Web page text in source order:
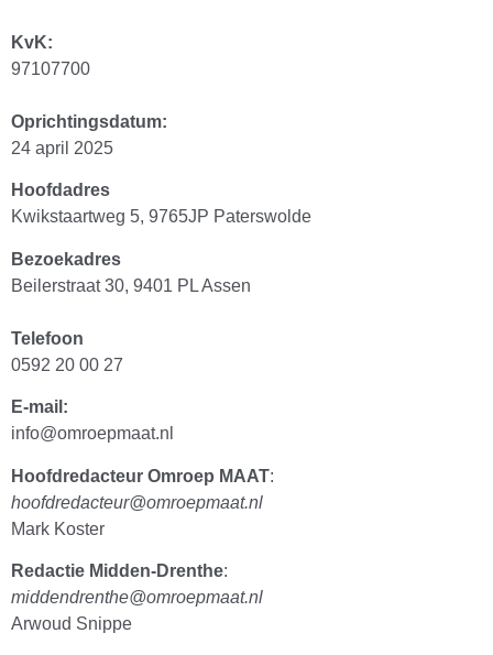
KvK:
97107700
Oprichtingsdatum:
24 april 2025
Hoofdadres
Kwikstaartweg 5, 9765JP Paterswolde
Bezoekadres
Beilerstraat 30, 9401 PL Assen
Telefoon
0592 20 00 27
E-mail:
info@omroepmaat.nl
Hoofdredacteur Omroep MAAT:
hoofdredacteur@omroepmaat.nl
Mark Koster
Redactie Midden-Drenthe:
middendrenthe@omroepmaat.nl
Arwoud Snippe